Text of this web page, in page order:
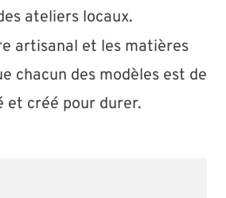
ateliers locaux.
artisanal et les matières
chacun des modèles est de
et créé pour durer.